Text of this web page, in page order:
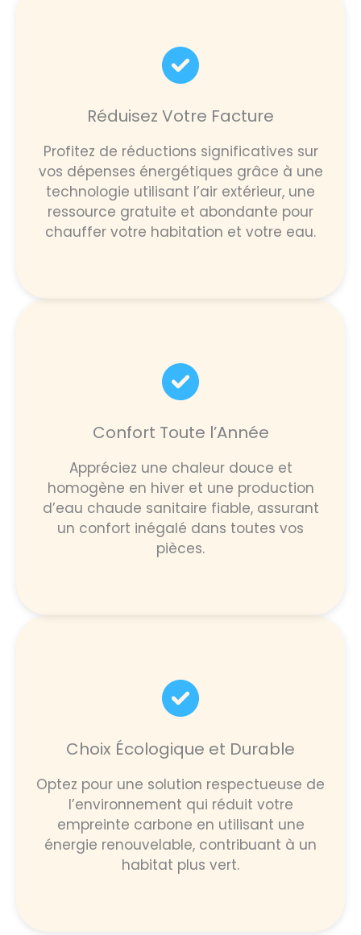
Réduisez Votre Facture
Profitez de réductions significatives sur
vos dépenses énergétiques grâce à une
technologie utilisant l’air extérieur, une
ressource gratuite et abondante pour
chauffer votre habitation et votre eau.
Confort Toute l’Année
Appréciez une chaleur douce et
homogène en hiver et une production
d’eau chaude sanitaire fiable, assurant
un confort inégalé dans toutes vos
pièces.
Choix Écologique et Durable
Optez pour une solution respectueuse de
l’environnement qui réduit votre
empreinte carbone en utilisant une
énergie renouvelable, contribuant à un
habitat plus vert.